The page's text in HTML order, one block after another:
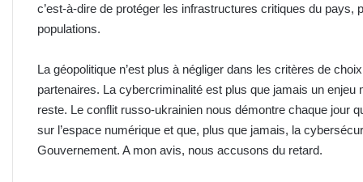
c’est-à-dire de protéger les infrastructures critiques du pays,
populations.
La géopolitique n’est plus à négliger dans les critères de
partenaires. La cybercriminalité est plus que jamais un enjeu
reste. Le conflit russo-ukrainien nous démontre chaque jour
sur l’espace numérique et que, plus que jamais, la
Gouvernement. A mon avis, nous accusons du retard.